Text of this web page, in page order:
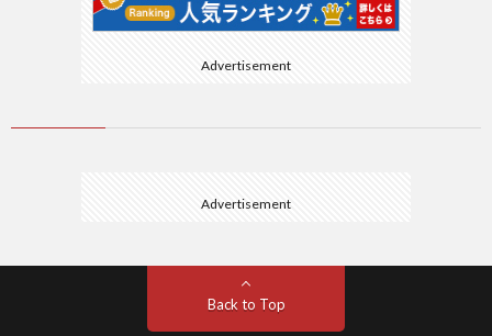
Advertisement
Advertisement
Back to Top